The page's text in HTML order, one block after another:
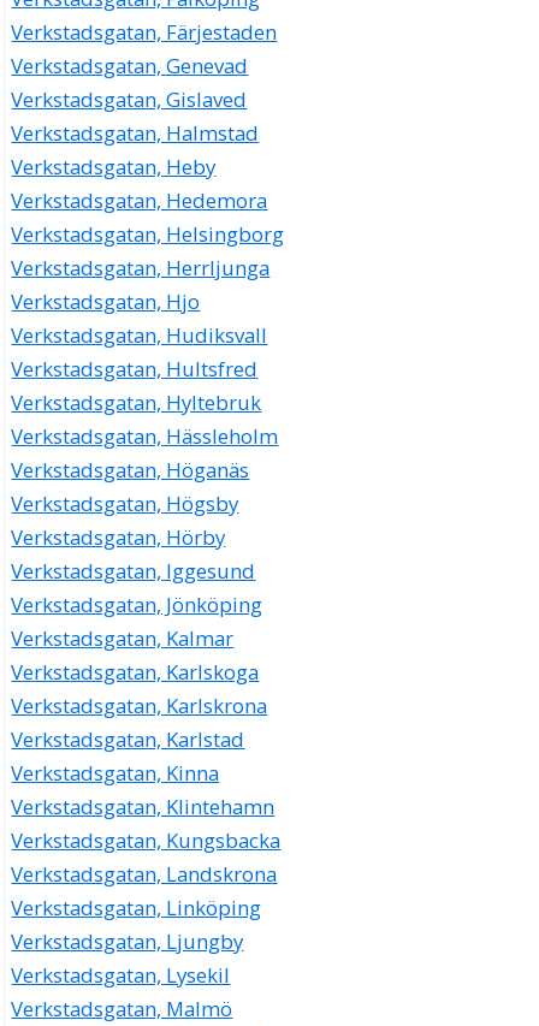
Verkstadsgatan, Färjestaden
Verkstadsgatan, Genevad
Verkstadsgatan, Gislaved
Verkstadsgatan, Halmstad
Verkstadsgatan, Heby
Verkstadsgatan, Hedemora
Verkstadsgatan, Helsingborg
Verkstadsgatan, Herrljunga
Verkstadsgatan, Hjo
Verkstadsgatan, Hudiksvall
Verkstadsgatan, Hultsfred
Verkstadsgatan, Hyltebruk
Verkstadsgatan, Hässleholm
Verkstadsgatan, Höganäs
Verkstadsgatan, Högsby
Verkstadsgatan, Hörby
Verkstadsgatan, Iggesund
Verkstadsgatan, Jönköping
Verkstadsgatan, Kalmar
Verkstadsgatan, Karlskoga
Verkstadsgatan, Karlskrona
Verkstadsgatan, Karlstad
Verkstadsgatan, Kinna
Verkstadsgatan, Klintehamn
Verkstadsgatan, Kungsbacka
Verkstadsgatan, Landskrona
Verkstadsgatan, Linköping
Verkstadsgatan, Ljungby
Verkstadsgatan, Lysekil
Verkstadsgatan, Malmö